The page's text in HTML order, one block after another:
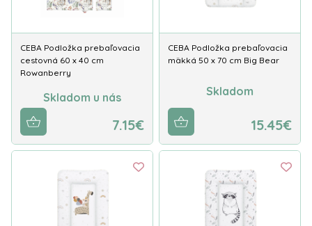
CEBA Podložka prebaľovacia
cestovná 60 x 40 cm
Rowanberry
Skladom u nás
7.15€
CEBA Podložka prebaľovacia
mäkká 50 x 70 cm Big Bear
Skladom
15.45€